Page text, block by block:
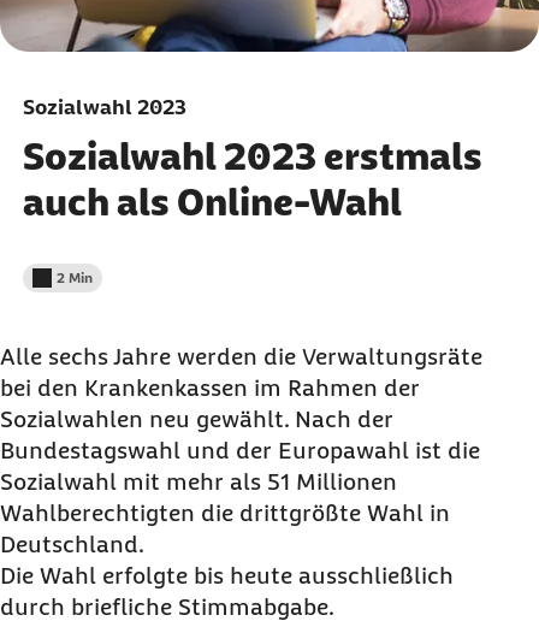
Sozialwahl 2023
Sozialwahl 2023 erstmals
auch als Online-Wahl
Lesedauer weniger als
2 Min
Alle sechs Jahre werden die Verwaltungsräte
bei den Krankenkassen im Rahmen der
Sozialwahlen neu gewählt. Nach der
Bundestagswahl und der Europawahl ist die
Sozialwahl mit mehr als 51 Millionen
Wahlberechtigten die drittgrößte Wahl in
Deutschland.
Die Wahl erfolgte bis heute ausschließlich
durch briefliche Stimmabgabe.